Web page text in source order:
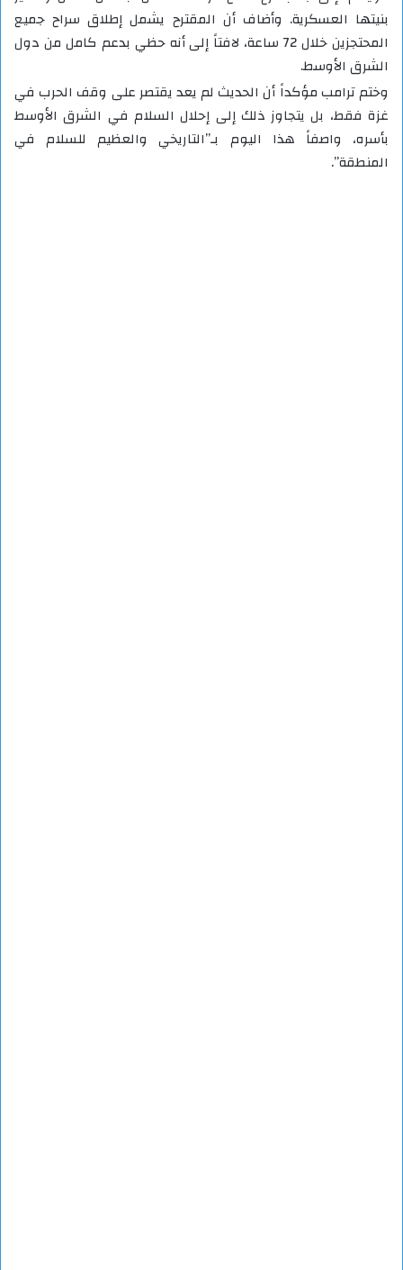
بنيتها العسكرية. وأضاف أن المقترح يشمل إطلاق سراح جميع
المحتجزين خلال 72 ساعة، لافتاً إلى أنه حظي بدعم كامل من دول
الشرق الأوسط.
وختم ترامب مؤكداً أن الحديث لم يعد يقتصر على وقف الحرب في
غزة فقط، بل يتجاوز ذلك إلى إحلال السلام في الشرق الأوسط
بأسره، واصفاً هذا اليوم بـ”التاريخي والعظيم للسلام في
المنطقة”.